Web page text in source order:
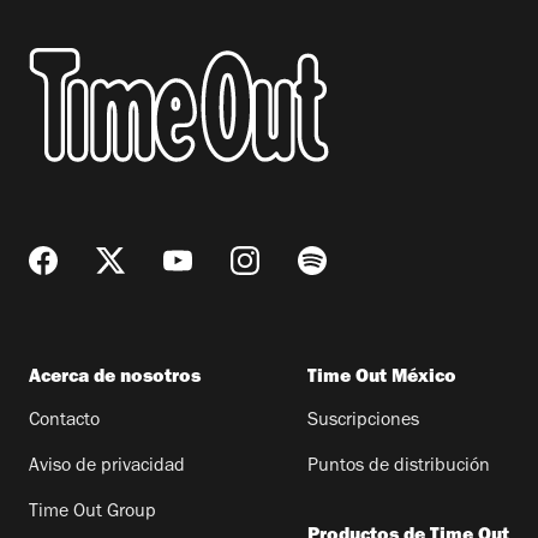
Acerca de nosotros
Contacto
Aviso de privacidad
Time Out Group
Time Out México
Suscripciones
Puntos de distribución